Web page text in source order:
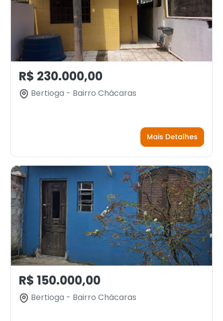
R$ 230.000,00
Bertioga - Bairro Chácaras
Mais Detalhes
R$ 150.000,00
Bertioga - Bairro Chácaras